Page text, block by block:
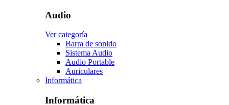
Audio
Ver categoría
Barra de sonido
Sistema Audio
Audio Portable
Auriculares
Informática
Informática